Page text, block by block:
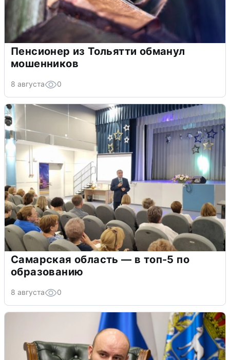
Пенсионер из Тольятти обманул
мошенников
8 августа 0
Самарская область — в топ-5 по
образованию
8 августа 0